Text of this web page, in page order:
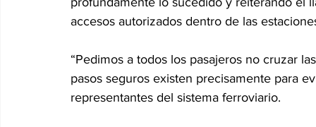
accesos autorizados dentro de las
“Pedimos a todos los pasajeros no cruzar
pasos seguros existen precisamente para
representantes del sistema ferroviario.